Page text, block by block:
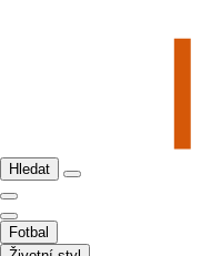
Hledat
Fotbal